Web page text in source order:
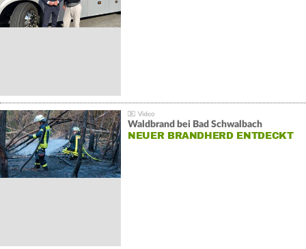
Waldbrand bei Bad Schwalbach
NEUER BRANDHERD ENTDECKT